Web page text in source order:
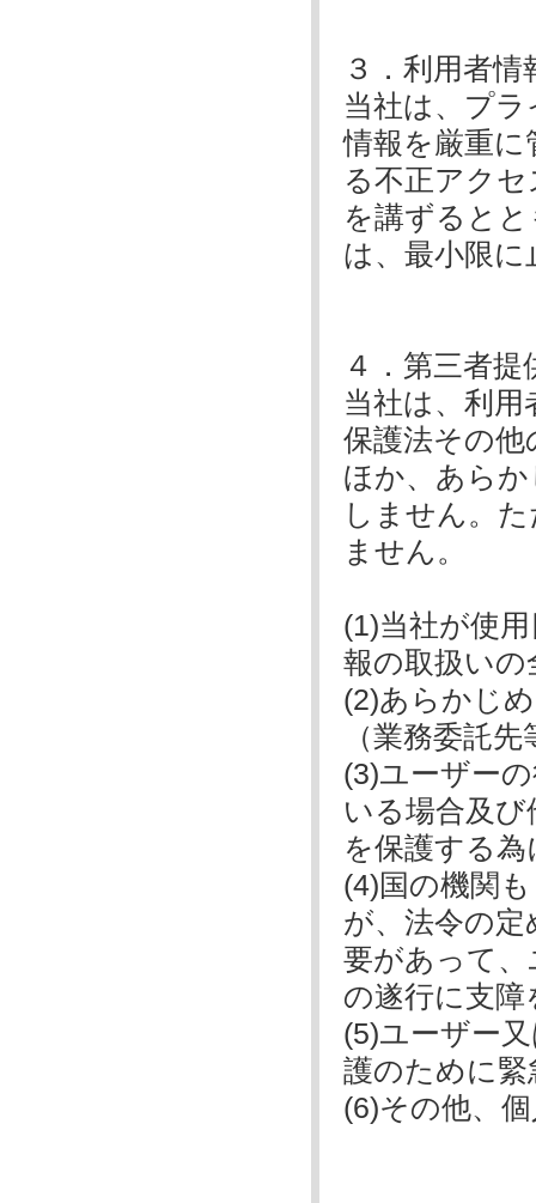
３．利用者
当社は、プ
情報を厳重に
る不正アク
を講ずると
は、最小限
４．第三者提
当社は、利
保護法その
ほか、あら
しません。
ません。
(1)当社が使
報の取扱いの
(2)あらかじ
（業務委託
(3)ユーザー
いる場合及
を保護する
(4)国の機関
が、法令の
要があって
の遂行に支
(5)ユーザー
護のために
(6)その他、